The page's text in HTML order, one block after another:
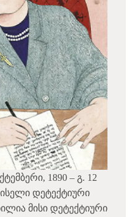
1890 – გ. 12
დეტექტიური
მისი დეტექტიური